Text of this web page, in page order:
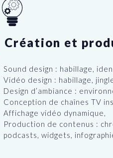
Création et
Sound design : habillage,
Vidéo design : habillage,
Design d’ambiance :
Conception de chaînes TV
Affichage vidéo dynamique,
Production de contenus :
podcasts, widgets,